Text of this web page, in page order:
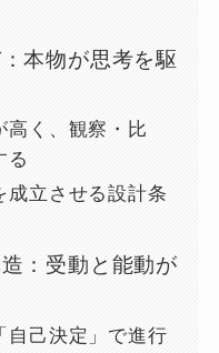
本物が思考を駆
高く、観察・比
る
成立させる設計条
：受動と能動が
自己決定」で進行